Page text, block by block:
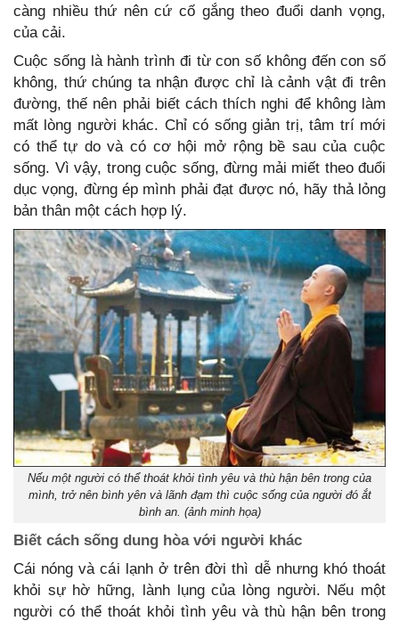
càng nhiều thứ nên cứ cố gắng theo đuổi danh vọng,
của cải.
Cuộc sống là hành trình đi từ con số không đến con số
không, thứ chúng ta nhận được chỉ là cảnh vật đi trên
đường, thế nên phải biết cách thích nghi để không làm
mất lòng người khác. Chỉ có sống giản trị, tâm trí mới
có thể tự do và có cơ hội mở rộng bề sau của cuộc
sống. Vì vậy, trong cuộc sống, đừng mải miết theo đuổi
dục vọng, đừng ép mình phải đạt được nó, hãy thả lỏng
bản thân một cách hợp lý.
Nếu một người có thể thoát khỏi tình yêu và thù hận bên trong của
mình, trở nên bình yên và lãnh đạm thì cuộc sống của người đó ắt
bình an. (ảnh minh họa)
Biết cách sống dung hòa với người khác
Cái nóng và cái lạnh ở trên đời thì dễ nhưng khó thoát
khỏi sự hờ hững, lành lụng của lòng người. Nếu một
người có thể thoát khỏi tình yêu và thù hận bên trong